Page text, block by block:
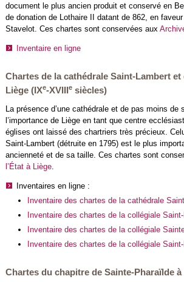
document le plus ancien produit et conservé en
de donation de Lothaire II datant de 862, en faveur
Stavelot. Ces chartes sont conservées aux
Inventaire en ligne
Chartes de la cathédrale Saint-Lambert
Liège (IXe-XVIIIesiècles)
La présence d’une cathédrale et de pas moins
l’importance de Liège en tant que centre
églises ont laissé des chartriers très précieux.
Saint-Lambert (détruite en 1795) est le plus
ancienneté et de sa taille. Ces chartes sont
l’État à Liège.
Inventaires en ligne :
Inventaire des chartes de la cathédrale
Inventaire des chartes de la collégiale
Inventaire des chartes de la collégiale
Inventaire des chartes de la collégiale
Chartes du chapitre de Sainte-Pharaïlde à